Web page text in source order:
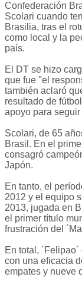
Confederación
Scolari cuando
Brasilia, tras el
como local y la
país.
El DT se hizo
que fue "el
también aclaró
resultado de
apoyo para
Scolari, de 65
Brasil. En el
consagró
Japón.
En tanto, el
2012 y el equipo
2013, jugada en
el primer título
frustración del
En total,
con una eficacia
empates y nueve